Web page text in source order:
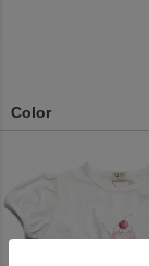
Color